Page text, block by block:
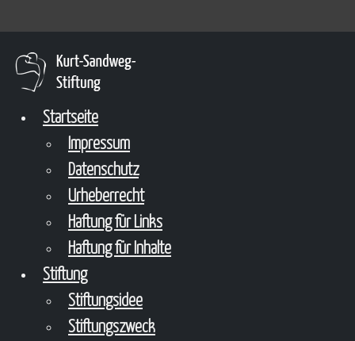
Startseite
Impressum
Datenschutz
Urheberrecht
Haftung für Links
Haftung für Inhalte
Stiftung
Stiftungsidee
Stiftungszweck